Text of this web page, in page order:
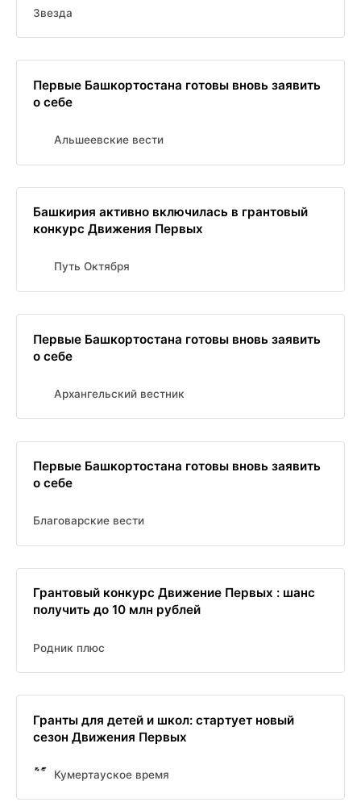
Звезда
Первые Башкортостана готовы вновь заявить
о себе
Альшеевские вести
Башкирия активно включилась в грантовый
конкурс Движения Первых
Путь Октября
Первые Башкортостана готовы вновь заявить
о себе
Архангельский вестник
Первые Башкортостана готовы вновь заявить
о себе
Благоварские вести
Грантовый конкурс Движение Первых : шанс
получить до 10 млн рублей
Родник плюс
Гранты для детей и школ: стартует новый
сезон Движения Первых
Кумертауское время